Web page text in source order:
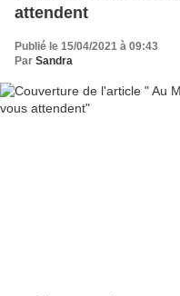
attendent
Publié le 15/04/2021 à 09:43
Par Sandra